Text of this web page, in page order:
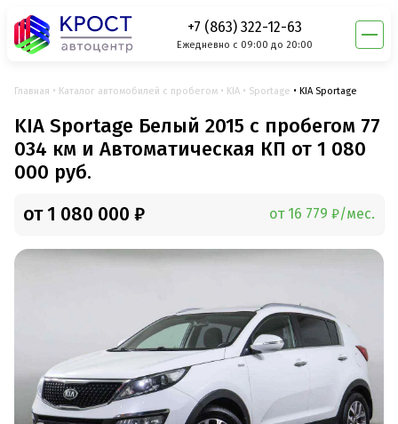
+7 (863) 322-12-63
Ежедневно с 09:00 до 20:00
Главная Каталог автомобилей с пробегом KIA Sportage KIA Sportage
KIA Sportage Белый 2015 с пробегом 77
034 км и Автоматическая КП от 1 080
000 руб.
от 1 080 000 ₽ от 16 779 ₽/мес.